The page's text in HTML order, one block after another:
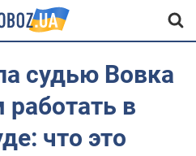
судью Вовка
в
что это